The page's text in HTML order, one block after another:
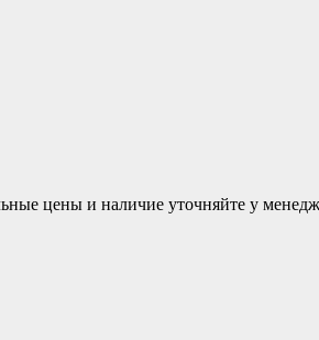
цены и наличие уточняйте у